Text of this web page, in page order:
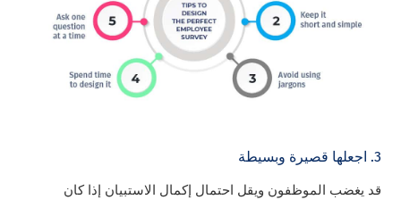
3. اجعلها قصيرة وبسيطة
قد يغضب الموظفون ويقل احتمال إكمال الاستبيان إذا كان